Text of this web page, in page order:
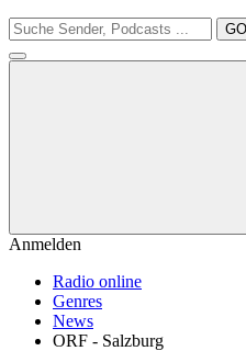
GO
Anmelden
Radio online
Genres
News
ORF - Salzburg